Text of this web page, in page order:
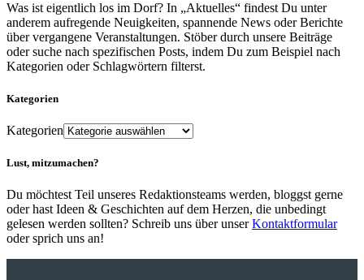
Was ist eigentlich los im Dorf? In „Aktuelles“ findest Du unter
anderem aufregende Neuigkeiten, spannende News oder Berichte
über vergangene Veranstaltungen. Stöber durch unsere Beiträge
oder suche nach spezifischen Posts, indem Du zum Beispiel nach
Kategorien oder Schlagwörtern filterst.
Kategorien
Kategorien
Lust, mitzumachen?
Du möchtest Teil unseres Redaktionsteams werden, bloggst gerne
oder hast Ideen & Geschichten auf dem Herzen, die unbedingt
gelesen werden sollten? Schreib uns über unserKontaktformular
oder sprich uns an!